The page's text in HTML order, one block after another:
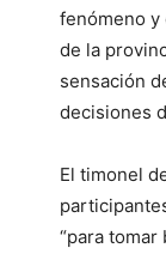
fenómeno y
de la
sensación
decisiones
El timonel
“para